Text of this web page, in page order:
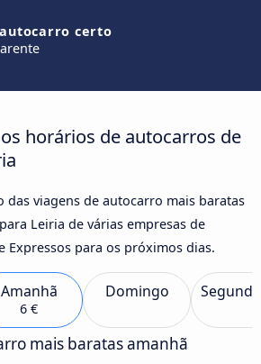
certo
horários de autocarros de
das viagens de autocarro mais baratas
Leiria de várias empresas de
Expressos para os próximos dias.
Amanhã
6 €
Domingo
mais baratas amanhã